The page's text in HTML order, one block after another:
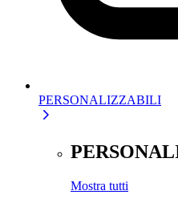
PERSONALIZZABILI
Mostra tutti